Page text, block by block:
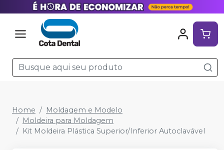
Home
Moldagem e Modelo
Moldeira para Moldagem
Kit Moldeira Plástica Superior/Inferior Autoclavável